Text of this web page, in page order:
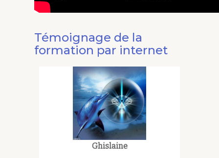
Témoignage de la
formation par internet
Ghislaine